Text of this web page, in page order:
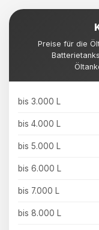
Preise für die
bis 3.000 L
bis 4.000 L
bis 5.000 L
bis 6.000 L
bis 7.000 L
bis 8.000 L